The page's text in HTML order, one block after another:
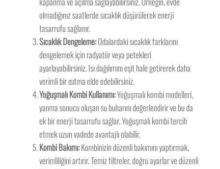
olmadığınız saatlerde sıcaklık düşürülerek enerji
tasarrufu sağlanır.
Sıcaklık Dengeleme:Odalardaki sıcaklık farklarını
dengelemek için radyatör veya petekleri
ayarlayabilirsiniz. Isı dağılımını eşit hale getirerek daha
verimli bir ısıtma elde edebilirsiniz.
Yoğuşmalı Kombi Kullanımı:Yoğuşmalı kombi modelleri,
yanma sonucu oluşan su buharını değerlendirir ve bu da
ek bir enerji tasarrufu sağlar. Yoğuşmalı kombi tercih
etmek uzun vadede avantajlı olabilir.
Kombi Bakımı:Kombinizin düzenli bakımını yaptırmak,
verimliliğini artırır. Temiz filtreler, doğru ayarlar ve düzenli